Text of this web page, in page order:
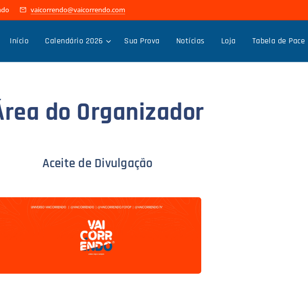
vaicorrendo@vaicorrendo.com
Início Calendário 2026 Sua Prova Notícias Loja Tabela de Pace
do Organizador
Aceite de Divulgação